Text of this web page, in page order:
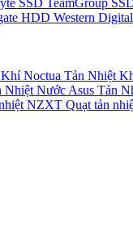
SSD TeamGroup
HDD Western Digital
Noctua Tản Nhiệt
Nhiệt Nước Asus Tản
NZXT Quạt tản